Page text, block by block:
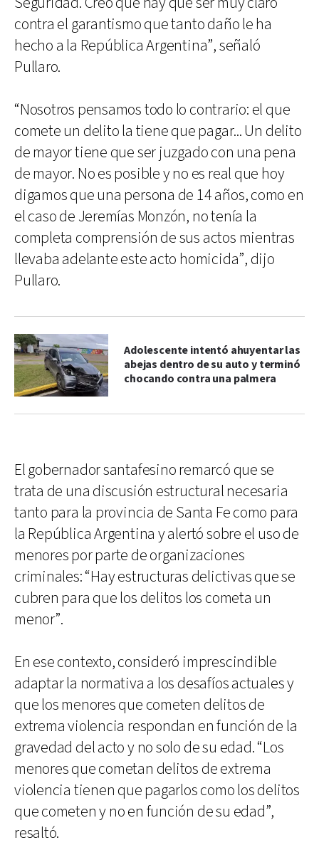
contra el garantismo que tanto daño le ha
hecho a la República Argentina”, señaló
Pullaro.
“Nosotros pensamos todo lo contrario: el que
comete un delito la tiene que pagar... Un delito
de mayor tiene que ser juzgado con una pena
de mayor. No es posible y no es real que hoy
digamos que una persona de 14 años, como en
el caso de Jeremías Monzón, no tenía la
completa comprensión de sus actos mientras
llevaba adelante este acto homicida”, dijo
Pullaro.
Adolescente intentó ahuyentar las
abejas dentro de su auto y terminó
chocando contra una palmera
El gobernador santafesino remarcó que se
trata de una discusión estructural necesaria
tanto para la provincia de Santa Fe como para
la República Argentina y alertó sobre el uso de
menores por parte de organizaciones
criminales: “Hay estructuras delictivas que se
cubren para que los delitos los cometa un
menor”.
En ese contexto, consideró imprescindible
adaptar la normativa a los desafíos actuales y
que los menores que cometen delitos de
extrema violencia respondan en función de la
gravedad del acto y no solo de su edad. “Los
menores que cometan delitos de extrema
violencia tienen que pagarlos como los delitos
que cometen y no en función de su edad”,
resaltó.